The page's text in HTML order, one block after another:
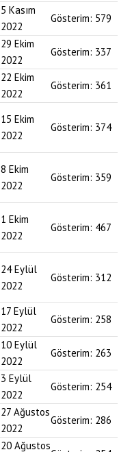
5 Kasım
2022
Gösterim: 579
29 Ekim
2022
Gösterim: 337
22 Ekim
2022
Gösterim: 361
15 Ekim
2022
Gösterim: 374
8 Ekim
2022
Gösterim: 359
1 Ekim
2022
Gösterim: 467
24 Eylül
2022
Gösterim: 312
17 Eylül
2022
Gösterim: 258
10 Eylül
2022
Gösterim: 263
3 Eylül
2022
Gösterim: 254
27 Ağustos
2022
Gösterim: 286
20 Ağustos